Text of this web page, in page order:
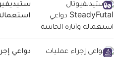
استعماله
دواعي